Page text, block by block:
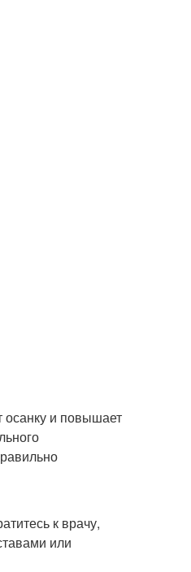
осанку и повышает
к врачу,
или